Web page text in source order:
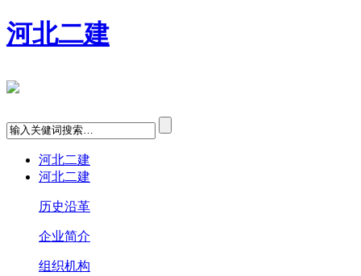
河北二建
河北二建
河北二建
历史沿革
企业简介
组织机构